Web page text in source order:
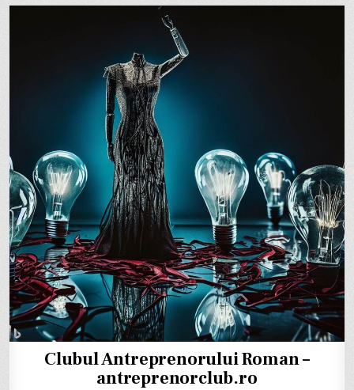
Clubul Antreprenorului Roman –
antreprenorclub.ro